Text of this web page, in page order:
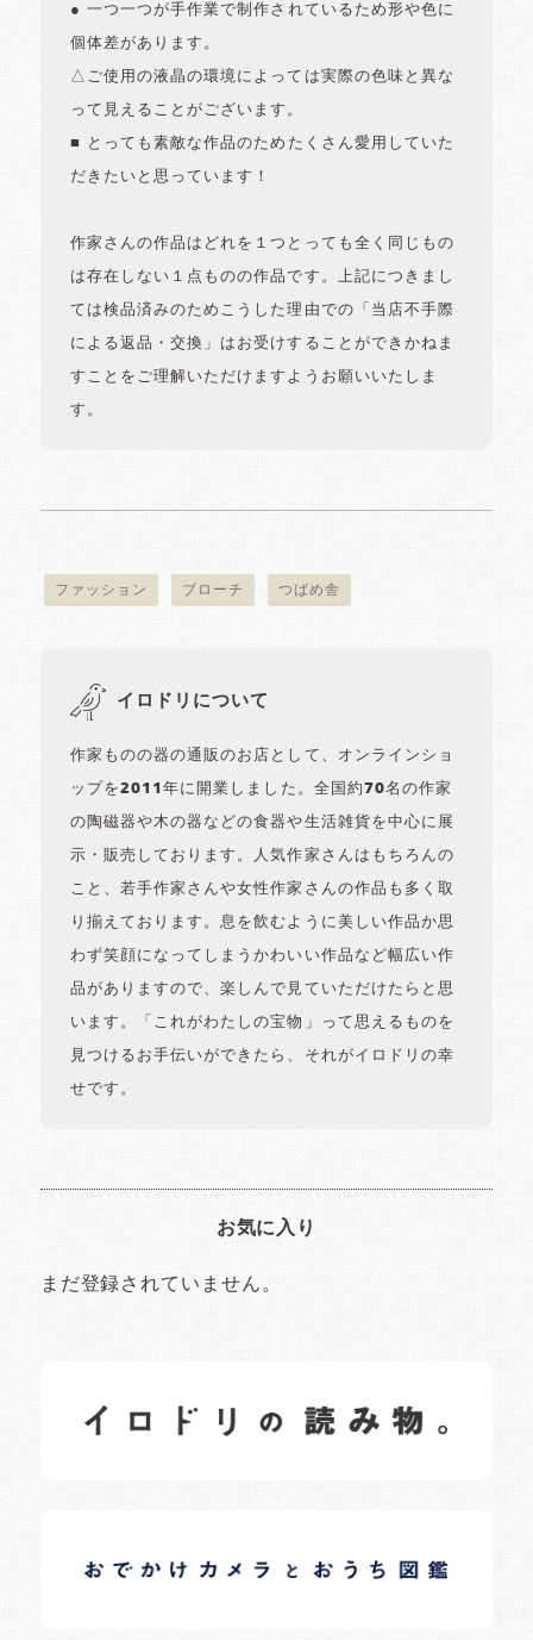
● 一つ一つが手作業で制作されているため形や色に
個体差があります。
△ご使用の液晶の環境によっては実際の色味と異な
って見えることがございます。
■ とっても素敵な作品のためたくさん愛用していた
だきたいと思っています！
作家さんの作品はどれを１つとっても全く同じもの
は存在しない１点ものの作品です。上記につきまし
ては検品済みのためこうした理由での「当店不手際
による返品・交換」はお受けすることができかねま
すことをご理解いただけますようお願いいたしま
す。
ファッション ブローチ つばめ舎
イロドリについて
作家ものの器の通販のお店として、オンラインショ
ップを2011年に開業しました。全国約70名の作家
の陶磁器や木の器などの食器や生活雑貨を中心に展
示・販売しております。人気作家さんはもちろんの
こと、若手作家さんや女性作家さんの作品も多く取
り揃えております。息を飲むように美しい作品か思
わず笑顔になってしまうかわいい作品など幅広い作
品がありますので、楽しんで見ていただけたらと思
います。「これがわたしの宝物」って思えるものを
見つけるお手伝いができたら、それがイロドリの幸
せです。
お気に入り
まだ登録されていません。
日常の様子など随時更新中です。
日常の様子など随時更新中です。